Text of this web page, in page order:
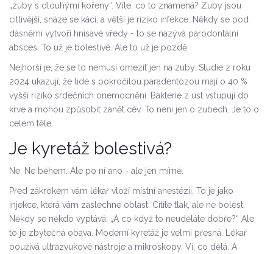
„zuby s dlouhými kořeny“. Víte, co to znamená? Zuby jsou
citlivější, snáze se kácí, a větší je riziko infekce. Někdy se pod
dásněmi vytvoří hnisavé vředy - to se nazývá parodontální
absces. To už je bolestivé. Ale to už je pozdě.
Nejhorší je, že se to nemusí omezit jen na zuby. Studie z roku
2024 ukazují, že lidé s pokročilou paradentózou mají o 40 %
vyšší riziko srdečních onemocnění. Bakterie z úst vstupují do
krve a mohou způsobit zánět cév. To není jen o zubech. Je to o
celém těle.
Je kyretáž bolestivá?
Ne. Ne během. Ale po ní ano - ale jen mírně.
Před zákrokem vám lékař vloží místní anestézii. To je jako
injekce, která vám zaslechne oblast. Cítíte tlak, ale ne bolest.
Někdy se někdo vyptává: „A co když to neuděláte dobře?“ Ale
to je zbytečná obava. Moderní kyretáž je velmi přesná. Lékař
používá ultrazvukové nástroje a mikroskopy. Ví, co dělá. A